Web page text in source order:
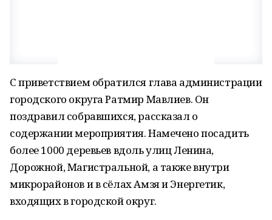
С приветствием обратился глава администрации
городского округа Ратмир Мавлиев. Он
поздравил собравшихся, рассказал о
содержании мероприятия. Намечено посадить
более 1000 деревьев вдоль улиц Ленина,
Дорожной, Магистральной, а также внутри
микрорайонов и в сёлах Амзя и Энергетик,
входящих в городской округ.